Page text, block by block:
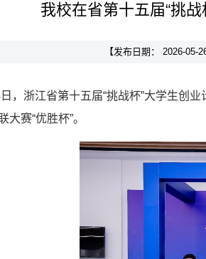
我校在省第十五届“挑
【发布日期： 2026-05-
，浙江省第十五届“挑战杯”大学生创
赛“优胜杯”。